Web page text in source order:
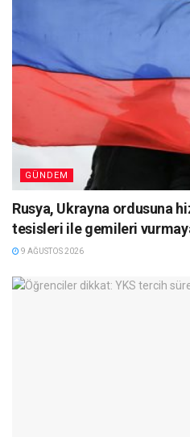
GÜNDEM
Rusya, Ukrayna ordusuna
tesisleri ile gemileri
9 AĞUSTOS 2026